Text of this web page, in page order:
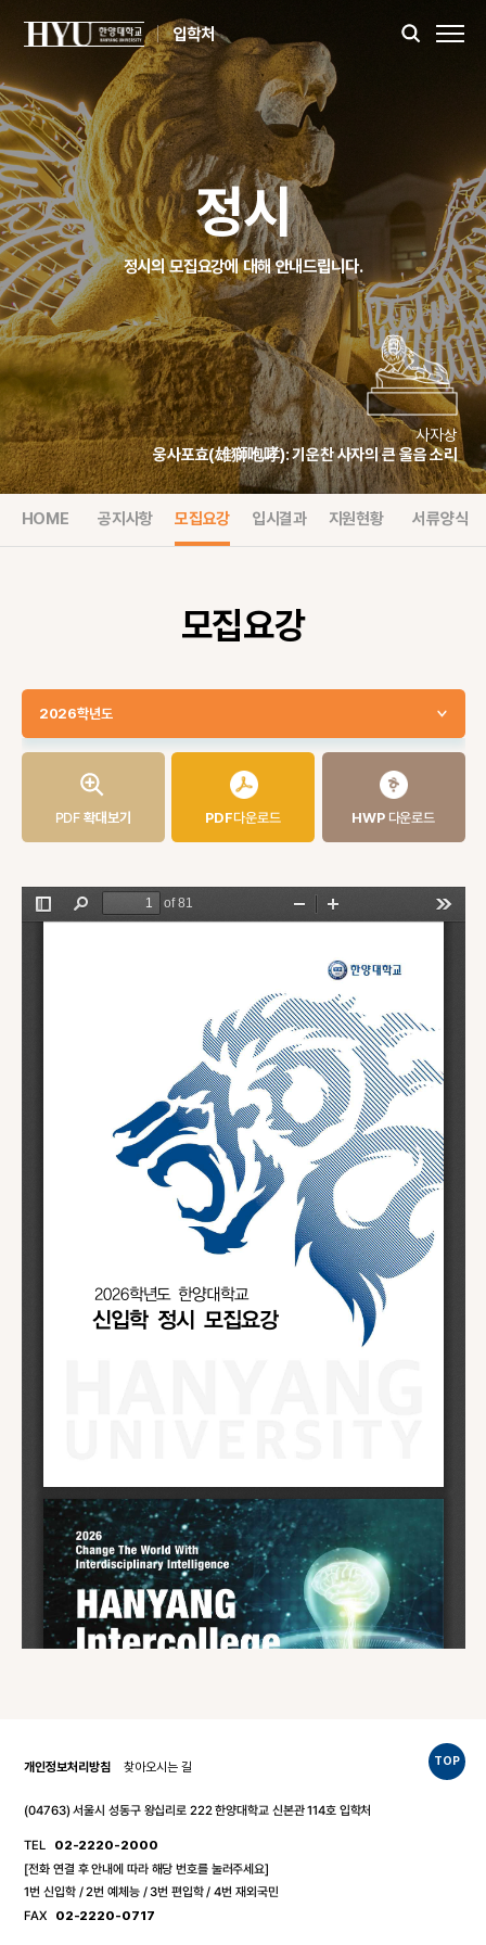
입학처
정시
정시의 모집요강에 대해 안내드립니다.
사자상
웅사포효(雄獅咆哮): 기운찬 사자의 큰 울음 소리
HOME 공지사항 모집요강 입시결과 지원현황 서류양식
모집요강
2026학년도
PDF 확대보기 PDF다운로드 HWP 다운로드
개인정보처리방침 찾아오시는 길
(04763) 서울시 성동구 왕십리로 222 한양대학교 신본관 114호 입학처
TEL
02-2220-2000
[전화 연결 후 안내에 따라 해당 번호를 눌러주세요]
1번 신입학 / 2번 예체능 / 3번 편입학 / 4번 재외국민
FAX
02-2220-0717
TOP